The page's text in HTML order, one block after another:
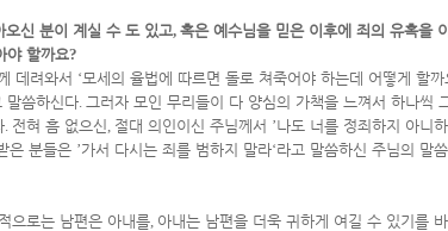
오신 분이 계실 수 도 있고, 혹은 예수님을 믿은 이후에 죄의 유혹을
야 할까요?
데려와서 ‘모세의 율법에 따르면 돌로 쳐죽어야 하는데 어떻게 할까
말씀하신다. 그러자 모인 무리들이 다 양심의 가책을 느껴서 하나씩
. 전혀 흠 없으신, 절대 의인이신 주님께서 ’나도 너를 정죄하지 아니하
은 분들은 ’가서 다시는 죄를 범하지 말라‘라고 말씀하신 주님의 말
으로는 남편은 아내를, 아내는 남편을 더욱 귀하게 여길 수 있기를